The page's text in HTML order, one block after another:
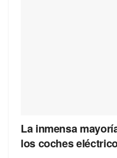
La inmensa
los coches